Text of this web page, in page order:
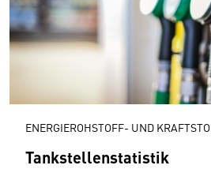
ENERGIEROHSTOFF- UND
Tankstellenstatistik